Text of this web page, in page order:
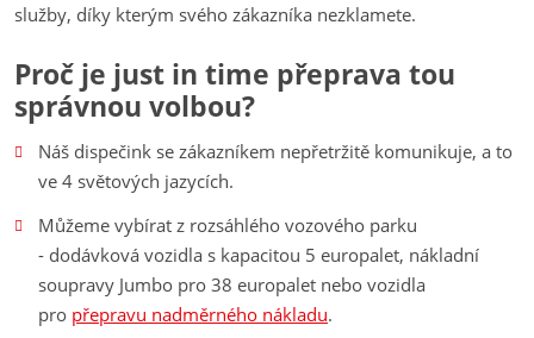
služby, díky kterým svého zákazníka nezklamete.
Proč je just in time přeprava tou
správnou volbou?
Náš dispečink se zákazníkem nepřetržitě komunikuje, a to
ve 4 světových jazycích.
Můžeme vybírat z rozsáhlého vozového parku
- dodávková vozidla s kapacitou 5 europalet, nákladní
soupravy Jumbo pro 38 europalet nebo vozidla
pro přepravu nadměrného nákladu.